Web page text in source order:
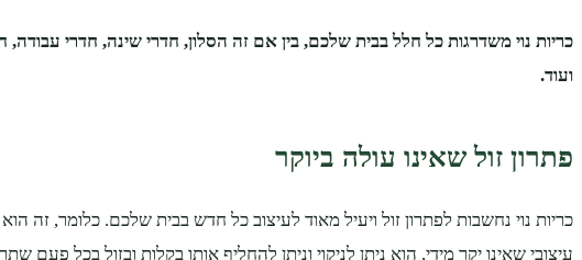
כריות נוי משדרגות כל חלל בבית שלכם, בין אם זה הסלון, חדרי שינה, חדרי עבודה,
ועוד.
פתרון זול שאינו עולה ביוקר
כריות נוי נחשבות לפתרון זול ויעיל מאוד לעיצוב כל חדש בבית שלכם. כלומר, זה
עיצובי שאינו יקר מידי, הוא ניתן לניקוי וניתן להחליף אותו בקלות ובזול בכל פעם